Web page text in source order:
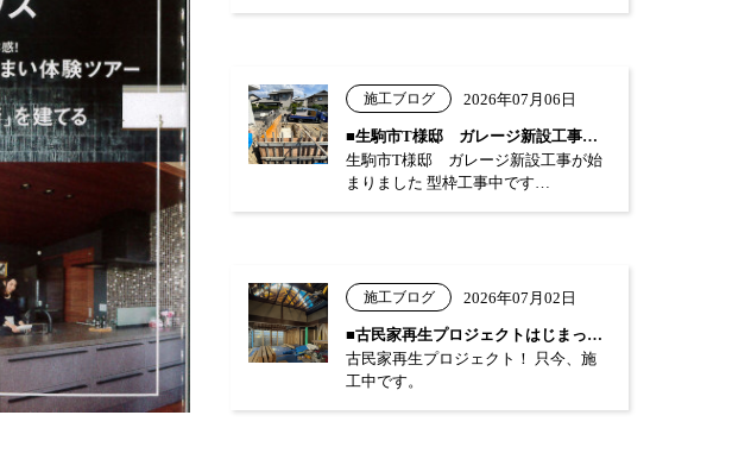
施工ブログ 2026年07月06日
■生駒市T様邸 ガレージ新設工事が始まり…
生駒市T様邸 ガレージ新設工事が始
まりました 型枠工事中です…
施工ブログ 2026年07月02日
■古民家再生プロジェクトはじまっています…
古民家再生プロジェクト！ 只今、施
工中です。